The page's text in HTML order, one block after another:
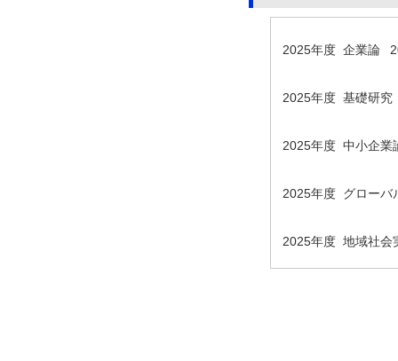
2025年度 企業論
2025年度 基礎研究
2025年度 中小企業
2025年度 グローバ
2025年度 地域社会